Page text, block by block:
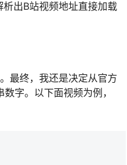
出B站视频地址直接加载
最终，我还是决定从官方
字。以下面视频为例，